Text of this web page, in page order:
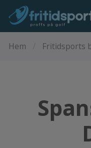
Hem Fritidsports